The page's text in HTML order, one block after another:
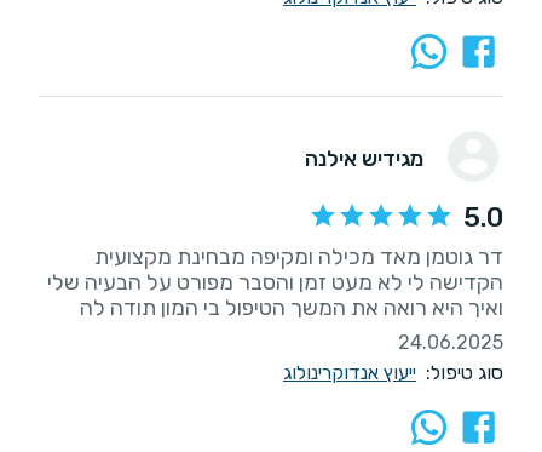
מגידיש אילנה
5.0
דר גוטמן מאד מכילה ומקיפה מבחינת מקצועית
הקדישה לי לא מעט זמן והסבר מפורט על הבעיה שלי
ואיך היא רואה את המשך הטיפול בי המון תודה לה
24.06.2025
סוג טיפול: ייעוץ אנדוקרינולוג